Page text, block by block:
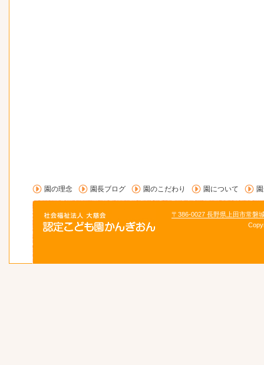
園の理念 園長ブログ 園のこだわり 園について
〒386-0027 長野県上田市常磐